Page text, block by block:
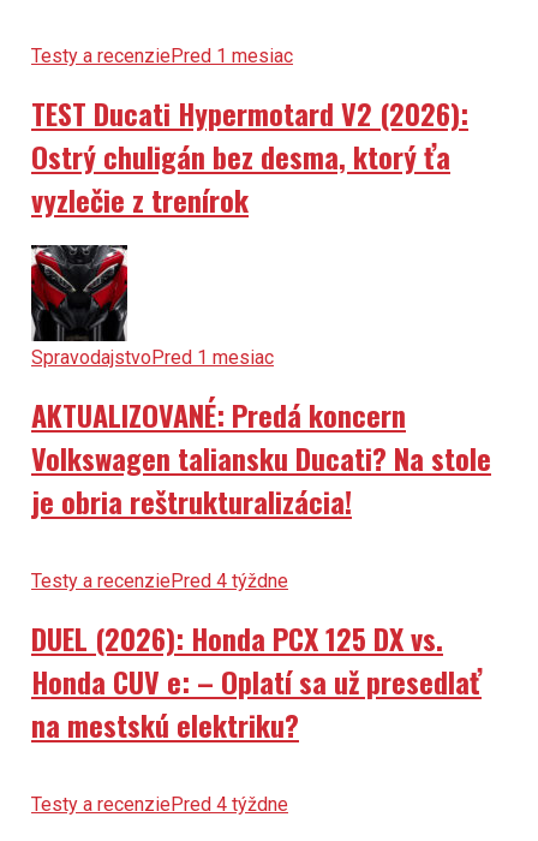
Testy a recenziePred 1 mesiac
TEST Ducati Hypermotard V2 (2026):
Ostrý chuligán bez desma, ktorý ťa
vyzlečie z trenírok
SpravodajstvoPred 1 mesiac
AKTUALIZOVANÉ: Predá koncern
Volkswagen taliansku Ducati? Na stole
je obria reštrukturalizácia!
Testy a recenziePred 4 týždne
DUEL (2026): Honda PCX 125 DX vs.
Honda CUV e: – Oplatí sa už presedlať
na mestskú elektriku?
Testy a recenziePred 4 týždne